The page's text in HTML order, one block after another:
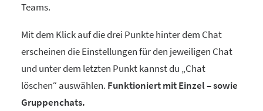
Teams.
Mit dem Klick auf die drei Punkte hinter dem Chat
erscheinen die Einstellungen für den jeweiligen Chat
und unter dem letzten Punkt kannst du „Chat
löschen“ auswählen. Funktioniert mit Einzel – sowie
Gruppenchats.